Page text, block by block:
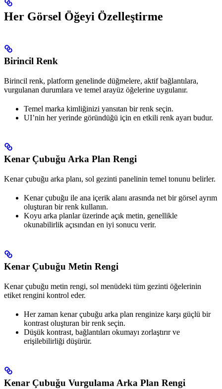
Her Görsel Öğeyi Özelleştirme
Birincil Renk
Birincil renk, platform genelinde düğmelere, aktif bağlantılara,
vurgulanan durumlara ve temel arayüz öğelerine uygulanır.
Temel marka kimliğinizi yansıtan bir renk seçin.
UI’nin her yerinde göründüğü için en etkili renk ayarı budur.
Kenar Çubuğu Arka Plan Rengi
Kenar çubuğu arka planı, sol gezinti panelinin temel tonunu belirler.
Kenar çubuğu ile ana içerik alanı arasında net bir görsel ayrım
oluşturan bir renk kullanın.
Koyu arka planlar üzerinde açık metin, genellikle
okunabilirlik açısından en iyi sonucu verir.
Kenar Çubuğu Metin Rengi
Kenar çubuğu metin rengi, sol menüdeki tüm gezinti öğelerinin
etiket rengini kontrol eder.
Her zaman kenar çubuğu arka plan renginize karşı güçlü bir
kontrast oluşturan bir renk seçin.
Düşük kontrast, bağlantıları okumayı zorlaştırır ve
erişilebilirliği düşürür.
Kenar Çubuğu Vurgulama Arka Plan Rengi